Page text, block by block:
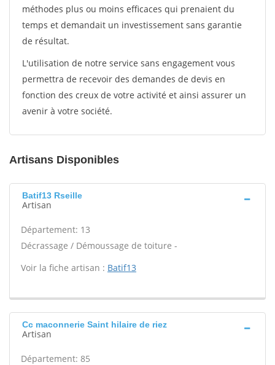
méthodes plus ou moins efficaces qui prenaient du
temps et demandait un investissement sans garantie
de résultat.
L'utilisation de notre service sans engagement vous
permettra de recevoir des demandes de devis en
fonction des creux de votre activité et ainsi assurer un
avenir à votre société.
Artisans Disponibles
Batif13 Rseille
Artisan
Département: 13
Décrassage / Démoussage de toiture -
Voir la fiche artisan : Batif13
Cc maconnerie Saint hilaire de riez
Artisan
Département: 85